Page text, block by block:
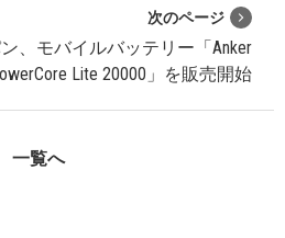
次のページ
、モバイルバッテリー「Anker
Lite 20000」を販売開始
一覧へ